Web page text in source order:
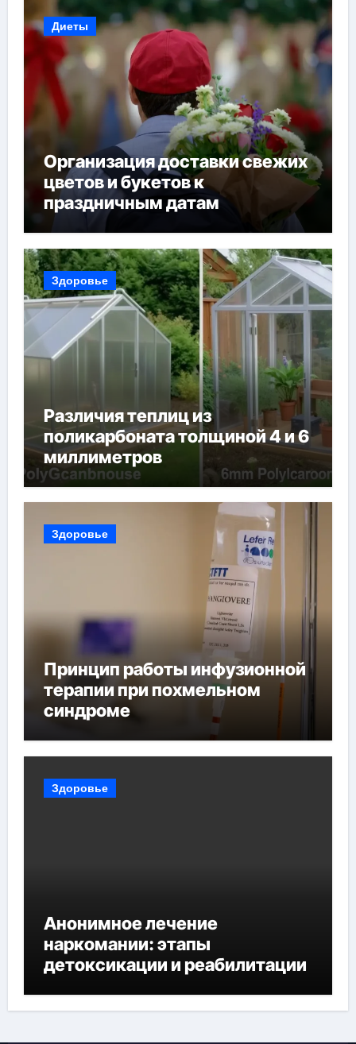
Диеты
Организация доставки свежих
цветов и букетов к
праздничным датам
Здоровье
Различия теплиц из
поликарбоната толщиной 4 и 6
миллиметров
Здоровье
Принцип работы инфузионной
терапии при похмельном
синдроме
Здоровье
Анонимное лечение
наркомании: этапы
детоксикации и реабилитации